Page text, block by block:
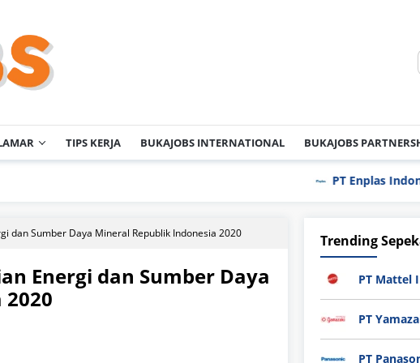
TIPS KERJA BUKAJOBS INTERNATIONAL BUKAJOBS
PT Enplas Indonesia
dan Sumber Daya Mineral Republik Indonesia 2020
Energi dan Sumber Daya
Trending
PT Mattel
PT
PT